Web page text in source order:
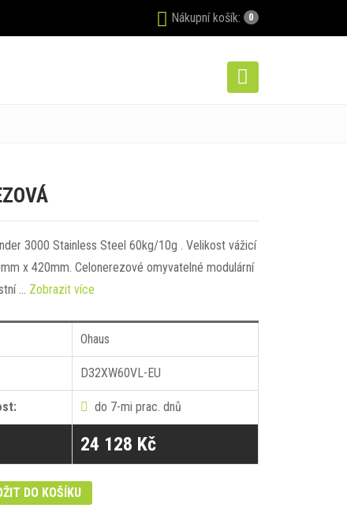
Nákupní košík: 0
3000 Stainless Steel 60kg/10g . Velikost vážicí
x 420mm. Celonerezové omyvatelné modulární
… Zobrazit více
Ohaus
D32XW60VL-EU
do 7-mi prac. dnů
24 128 Kč
DO KOŠÍKU